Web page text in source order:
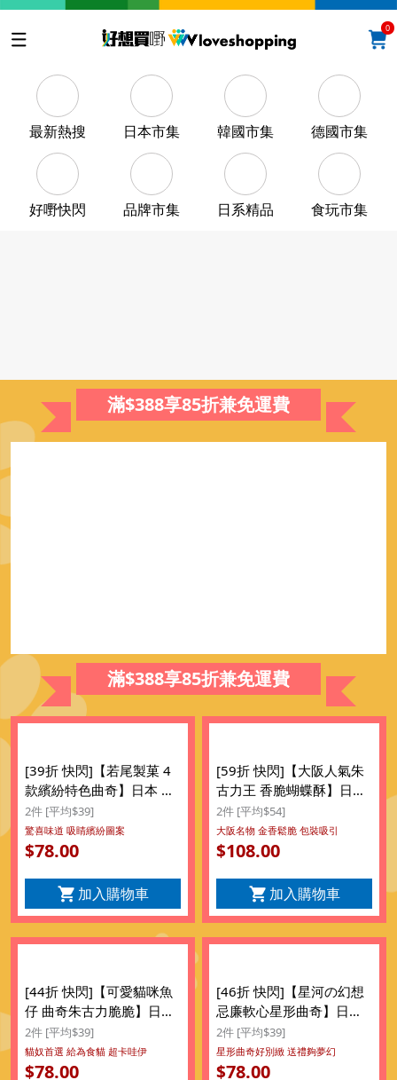
0
最新熱搜 日本市集 韓國市集 德國市集
好嘢快閃 品牌市集 日系精品 食玩市集
滿$388享85折兼免運費
滿$388享85折兼免運費
[39折 快閃]【若尾製菓 4
款繽紛特色曲奇】日本 若
尾製菓 4款繽紛 伯爵茶 橘
子橙 特色味道曲奇禮盒
(15件裝) ($78/2件)
2件 [平均$39]
驚喜味道 吸睛繽紛圖案
$78.00
加入購物車
[59折 快閃]【大阪人氣朱
古力王 香脆蝴蝶酥】日本
鈴木榮光堂 大阪人氣朱古
力王 香脆蝴蝶酥餅禮盒
(17件) ($108/2件)
2件 [平均$54]
大阪名物 金香鬆脆 包裝吸引
$108.00
加入購物車
[44折 快閃]【可愛貓咪魚
仔 曲奇朱古力脆脆】日版
若尾製菓 貓咪睡覺魚仔托
托枕 大塊造型曲奇 朱古力
脆脆 套裝禮盒 (8件裝)
2件 [平均$39]
貓奴首選 給為食貓 超卡哇伊
$78.00
[46折 快閃]【星河の幻想
忌廉軟心星形曲奇】日本
豊上製菓 星河の幻想 忌廉
軟心星形曲奇禮盒 (12件
裝) ($78/2件)
2件 [平均$39]
星形曲奇好別緻 送禮夠夢幻
$78.00